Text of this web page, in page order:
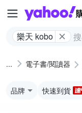
樂天 kobo
電子書/閱讀器
品牌 快速到貨